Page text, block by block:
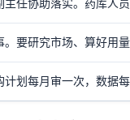
主任协助落实。药库人
。要研究市场、算好用
计划每月审一次，数据